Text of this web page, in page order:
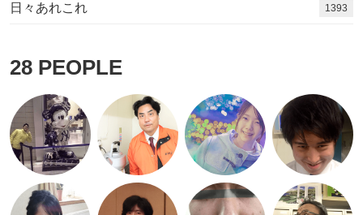
日々あれこれ 1544
28 PEOPLE